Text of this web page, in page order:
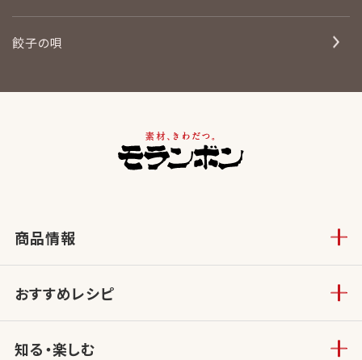
餃子の唄
商品情報
おすすめレシピ
知る・楽しむ